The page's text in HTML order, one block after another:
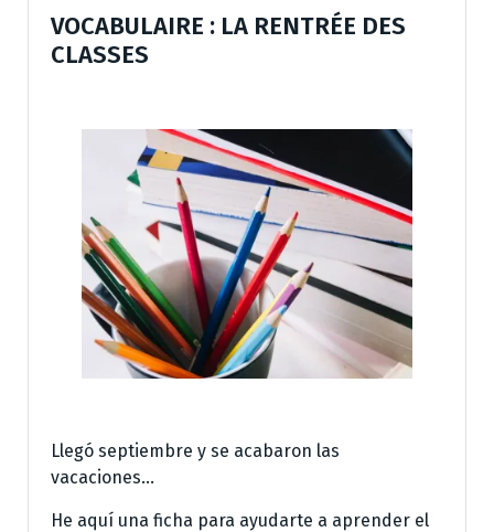
VOCABULAIRE : LA RENTRÉE DES
CLASSES
Llegó septiembre y se acabaron las
vacaciones…
He aquí una ficha para ayudarte a aprender el